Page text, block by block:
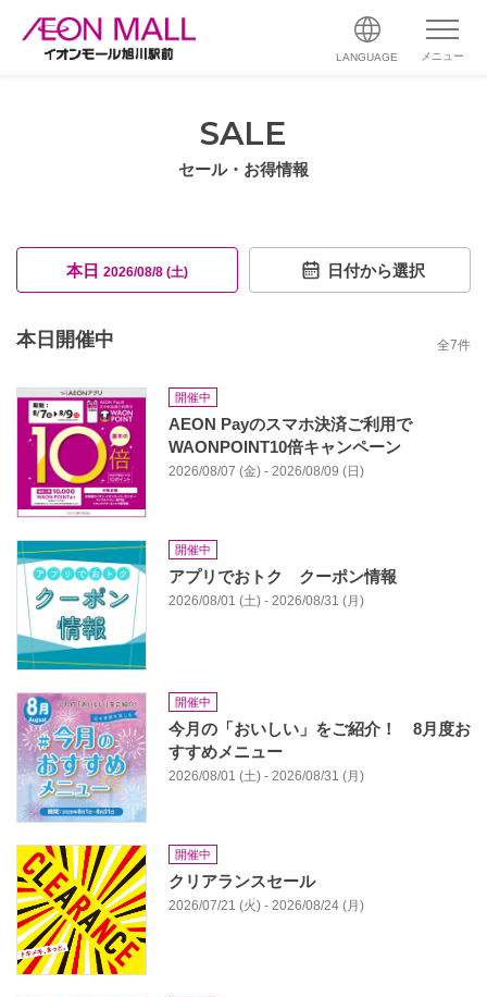
LANGUAGE メニュー
SALE
セール・お得情報
本日 2026/08/8 (土) 日付から選択
本日開催中 全7件
開催中
AEON Payのスマホ決済ご利用で
WAONPOINT10倍キャンペーン
2026/08/07 (金) - 2026/08/09 (日)
開催中
アプリでおトク クーポン情報
2026/08/01 (土) - 2026/08/31 (月)
開催中
今月の「おいしい」をご紹介！ 8月度お
すすめメニュー
2026/08/01 (土) - 2026/08/31 (月)
開催中
クリアランスセール
2026/07/21 (火) - 2026/08/24 (月)